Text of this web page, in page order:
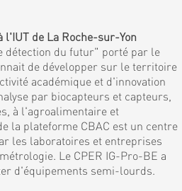
de La Roche-sur-Yon
détection du futur" porté par le
de développer sur le territoire
académique et d'innovation
par biocapteurs et capteurs,
à l'agroalimentaire et
la plateforme CBAC est un centre
les laboratoires et entreprises
Le CPER IG-Pro-BE a
d'équipements semi-lourds.